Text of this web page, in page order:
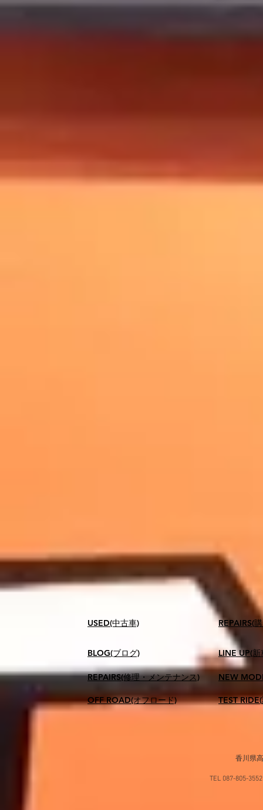
USED(中古車)
BLOG(ブログ)
REPAIRS(修理・メンテナンス)
OFF ROAD(オフロード)
​REPAIRS(
LINE UP(新
NEW
TEST
香川県
TEL 087-805-